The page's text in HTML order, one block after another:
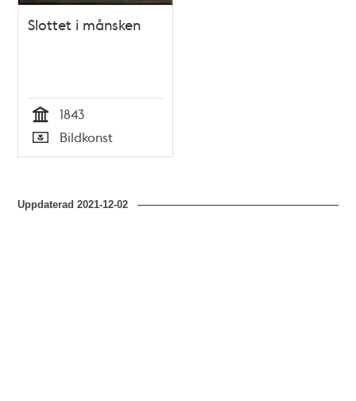
Slottet i månsken
Tid
1843
Typ
Bildkonst
Uppdaterad2021-12-02